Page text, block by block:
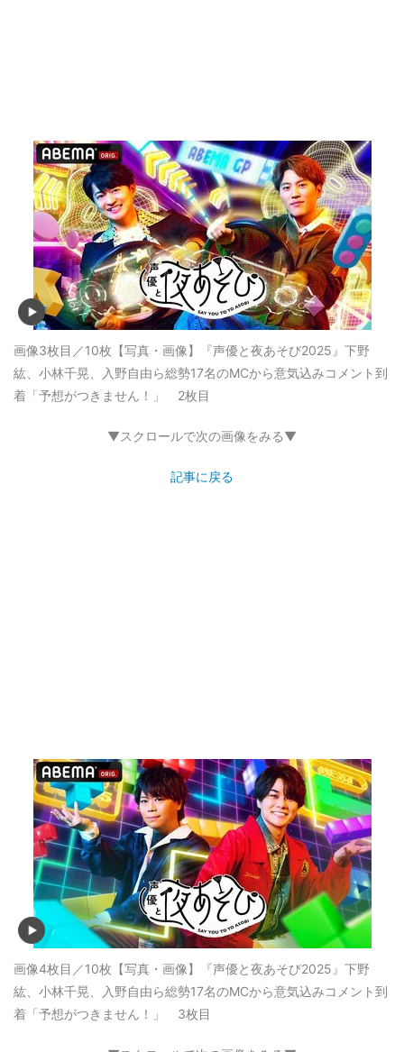
画像3枚目／10枚 【写真・画像】『声優と夜あそび2025』下野
紘、小林千晃、入野自由ら総勢17名のMCから意気込みコメント到
着「予想がつきません！」 2枚目
▼スクロールで次の画像をみる▼
記事に戻る
画像4枚目／10枚 【写真・画像】『声優と夜あそび2025』下野
紘、小林千晃、入野自由ら総勢17名のMCから意気込みコメント到
着「予想がつきません！」 3枚目